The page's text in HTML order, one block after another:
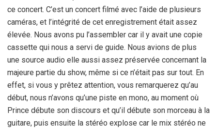
ce concert. C’est un concert filmé avec l’aide de plusieurs
caméras, et l’intégrité de cet enregistrement était assez
élevée. Nous avons pu l’assembler car il y avait une copie
cassette qui nous a servi de guide. Nous avions de plus
une source audio elle aussi assez préservée concernant la
majeure partie du show, même si ce n’était pas sur tout. En
effet, si vous y prêtez attention, vous remarquerez qu’au
début, nous n’avons qu’une piste en mono, au moment où
Prince débute son discours et qu’il débute son morceau à la
guitare, puis ensuite la stéréo explose car le mix stéréo ne